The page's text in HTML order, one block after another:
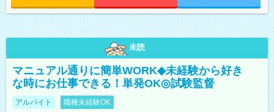
未読
マニュアル通りに簡単WORK◆未経験から好き
な時にお仕事できる！単発OK◎試験監督
アルバイト 職種未経験OK